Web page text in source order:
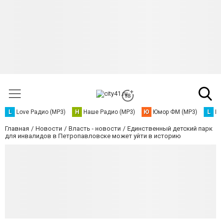
L Love Радио (MP3) Н Наше Радио (MP3) Ю Юмор ФМ (MP3) L
Главная Новости Власть - новости
Единственный детский парк
для инвалидов в Петропавловске может уйти в историю